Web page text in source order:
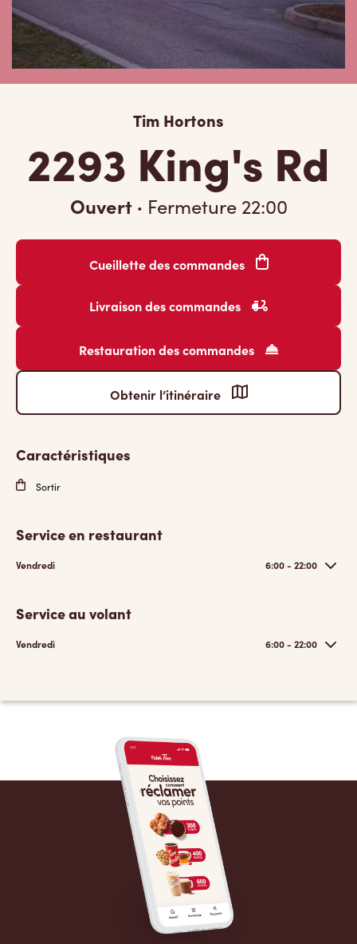
Tim Hortons
2293 King's Rd
Ouvert · Fermeture 22:00
Cueillette des commandes
Livraison des commandes
Restauration des commandes
Obtenir l’itinéraire
Caractéristiques
Sortir
Service en restaurant
Vendredi 6:00 - 22:00
Service au volant
Vendredi 6:00 - 22:00